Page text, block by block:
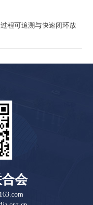
程可追溯与快速闭环放
会